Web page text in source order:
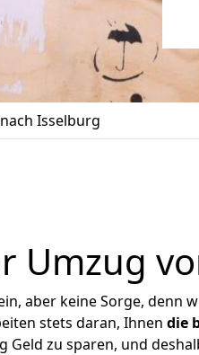
Isselburg
Umzug
aber keine Sorge, denn
stets daran, Ihnen die
zu sparen, und